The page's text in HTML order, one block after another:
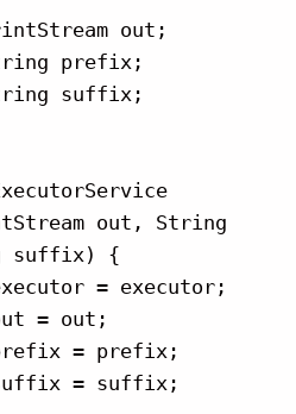
out, String
suffix) {